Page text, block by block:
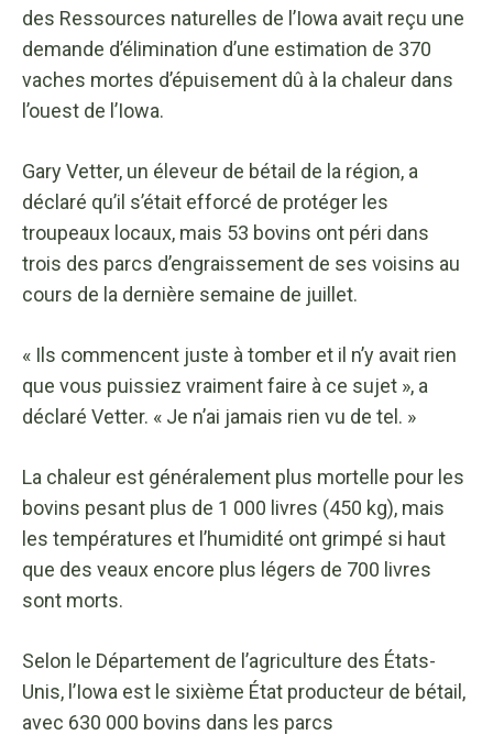
des Ressources naturelles de l’Iowa avait reçu une
demande d’élimination d’une estimation de 370
vaches mortes d’épuisement dû à la chaleur dans
l’ouest de l’Iowa.
Gary Vetter, un éleveur de bétail de la région, a
déclaré qu’il s’était efforcé de protéger les
troupeaux locaux, mais 53 bovins ont péri dans
trois des parcs d’engraissement de ses voisins au
cours de la dernière semaine de juillet.
« Ils commencent juste à tomber et il n’y avait rien
que vous puissiez vraiment faire à ce sujet », a
déclaré Vetter. « Je n’ai jamais rien vu de tel. »
La chaleur est généralement plus mortelle pour les
bovins pesant plus de 1 000 livres (450 kg), mais
les températures et l’humidité ont grimpé si haut
que des veaux encore plus légers de 700 livres
sont morts.
Selon le Département de l’agriculture des États-
Unis, l’Iowa est le sixième État producteur de bétail,
avec 630 000 bovins dans les parcs